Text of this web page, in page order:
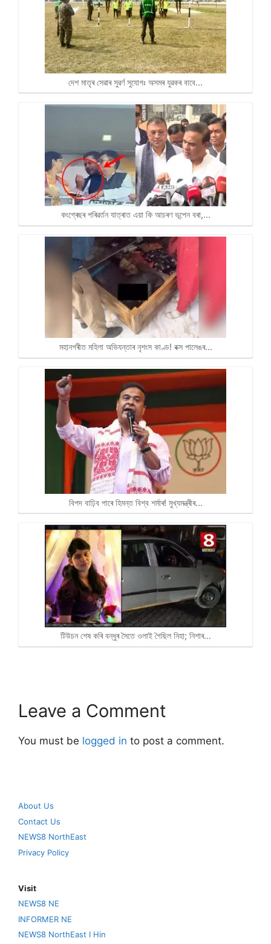
দেশ মাতৃৰ সেৱাৰ সুৱৰ্ণ সুযোগঃ অসমৰ যুৱকৰ বাবে…
কংগ্ৰেছৰ পৰিৱৰ্তন যাত্ৰাত এয়া কি আচৰণ ভূপেন বৰা,…
মহানগৰীত মহিলা অভিযন্তাৰ নৃশংস কাণ্ড! বক্স পালেঙৰ…
বিপদ বাঢ়িব পাৰে হিমন্ত বিশ্ব শৰ্মাৰ! মুখ্যমন্ত্ৰীৰ…
টিউচন শেষ কৰি বন্ধুৰ সৈতে ওলাই গৈছিল নিহা; নিশাৰ…
Leave a Comment
You must be logged in to post a comment.
About Us
Contact Us
NEWS8 NorthEast
Privacy Policy
Visit
NEWS8 NE
INFORMER NE
NEWS8 NorthEast I Hin